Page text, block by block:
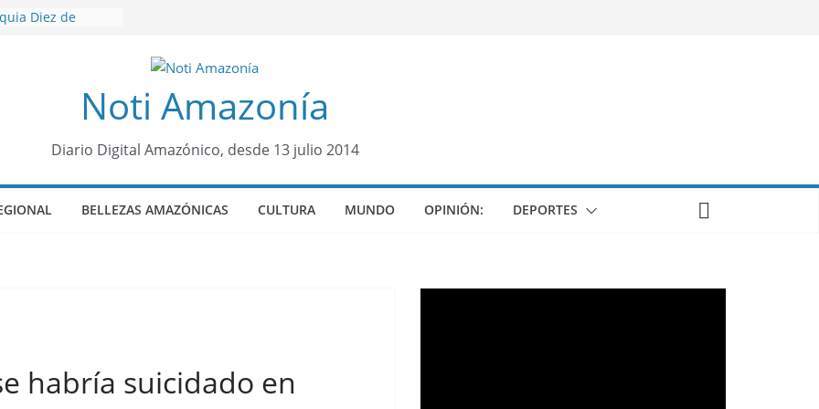
Diez de
de 22 años
de Alison,
sensación de
Noti Amazonía
Diario Digital Amazónico, desde 13 julio 2014
BELLEZAS AMAZÓNICAS CULTURA MUNDO OPINIÓN: DEPORTES
habría suicidado en